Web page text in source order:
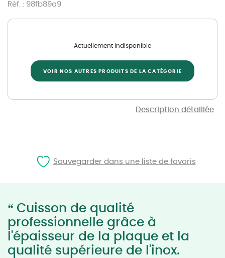
Réf. : 98fb89a9
Description détaillée
Actuellement indisponible
VOIR NOS AUTRES PRODUITS DE LA CATÉGORIE
“ Cuisson de qualité
professionnelle grâce à
l'épaisseur de la plaque et la
qualité supérieure de l'inox.
Sauvegarder dans une liste de favoris